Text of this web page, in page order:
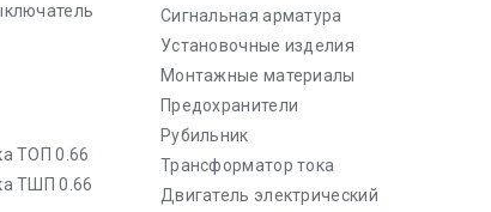
ТОП 0.66
ТШП 0.66
Сигнальная арматура
Установочные изделия
Монтажные материалы
Предохранители
Рубильник
Трансформатор тока
Двигатель электрический